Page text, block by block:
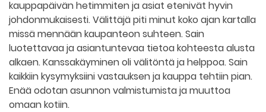
kauppapäivän hetimmiten ja asiat etenivät hyvin
johdonmukaisesti. Välittäjä piti minut koko ajan kartalla
missä mennään kaupanteon suhteen. Sain
luotettavaa ja asiantuntevaa tietoa kohteesta alusta
alkaen. Kanssakäyminen oli välitöntä ja helppoa. Sain
kaikkiin kysymyksiini vastauksen ja kauppa tehtiin pian.
Enää odotan asunnon valmistumista ja muuttoa
omaan kotiin.